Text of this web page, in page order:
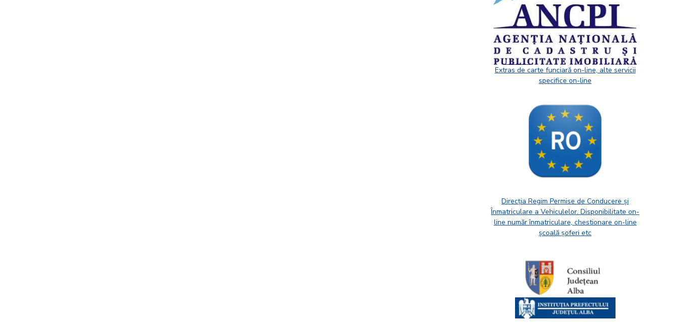
Extras de carte funciară on-line, alte servicii
specifice on-line
Direcția Regim Permise de Conducere și
Înmatriculare a Vehiculelor. Disponibilitate on-
line număr înmatriculare, chestionare on-line
școală șoferi etc